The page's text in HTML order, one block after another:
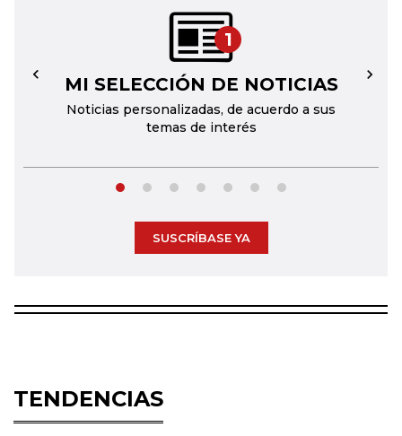
1
MI SELECCIÓN DE NOTICIAS
Noticias personalizadas, de acuerdo a sus
temas de interés
← →
SUSCRÍBASE YA
TENDENCIAS